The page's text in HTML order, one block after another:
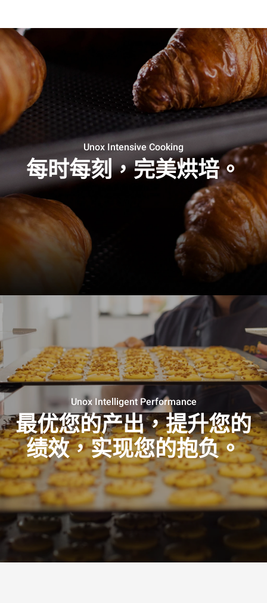
Unox Intensive Cooking
每时每刻，完美烘培。
Unox Intelligent Performance
最优您的产出，提升您的
绩效，实现您的抱负。